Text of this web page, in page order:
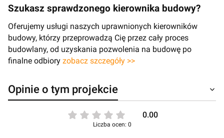
Szukasz sprawdzonego kierownika budowy?
Oferujemy usługi naszych uprawnionych kierowników
budowy, którzy przeprowadzą Cię przez cały proces
budowlany, od uzyskania pozwolenia na budowę po
finalne odbiory zobacz szczegóły >>
Opinie o tym projekcie
0.00
Liczba ocen: 0